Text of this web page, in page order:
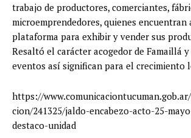
trabajo de productores, comerciantes,
microemprendedores, quienes encuentran
plataforma para exhibir y vender sus
Resaltó el carácter acogedor de Famaillá
eventos así significan para el crecimiento
https://
cion/241325/jaldo-encabezo-acto-25-
destaco-unidad